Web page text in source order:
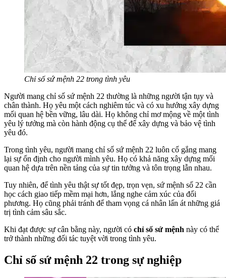
Chỉ số sứ mệnh 22 trong tình yêu
Người mang chỉ số sứ mệnh 22 thường là những người tận tụy và
chân thành. Họ yêu một cách nghiêm túc và có xu hướng xây dựng
mối quan hệ bền vững, lâu dài. Họ không chỉ mơ mộng về một tình
yêu lý tưởng mà còn hành động cụ thể để xây dựng và bảo vệ tình
yêu đó.
Trong tình yêu, người mang chỉ số sứ mệnh 22 luôn cố gắng mang
lại sự ổn định cho người mình yêu. Họ có khả năng xây dựng mối
quan hệ dựa trên nền tảng của sự tin tưởng và tôn trọng lẫn nhau.
Tuy nhiên, để tình yêu thật sự tốt đẹp, trọn vẹn, sứ mệnh số 22 cần
học cách giao tiếp mềm mại hơn, lắng nghe cảm xúc của đối
phương. Họ cũng phải tránh để tham vọng cá nhân lấn át những giá
trị tình cảm sâu sắc.
Khi đạt được sự cân bằng này, người có chỉ số sứ mệnh này có thể
trở thành những đối tác tuyệt vời trong tình yêu.
Chỉ số sứ mệnh 22 trong sự nghiệp